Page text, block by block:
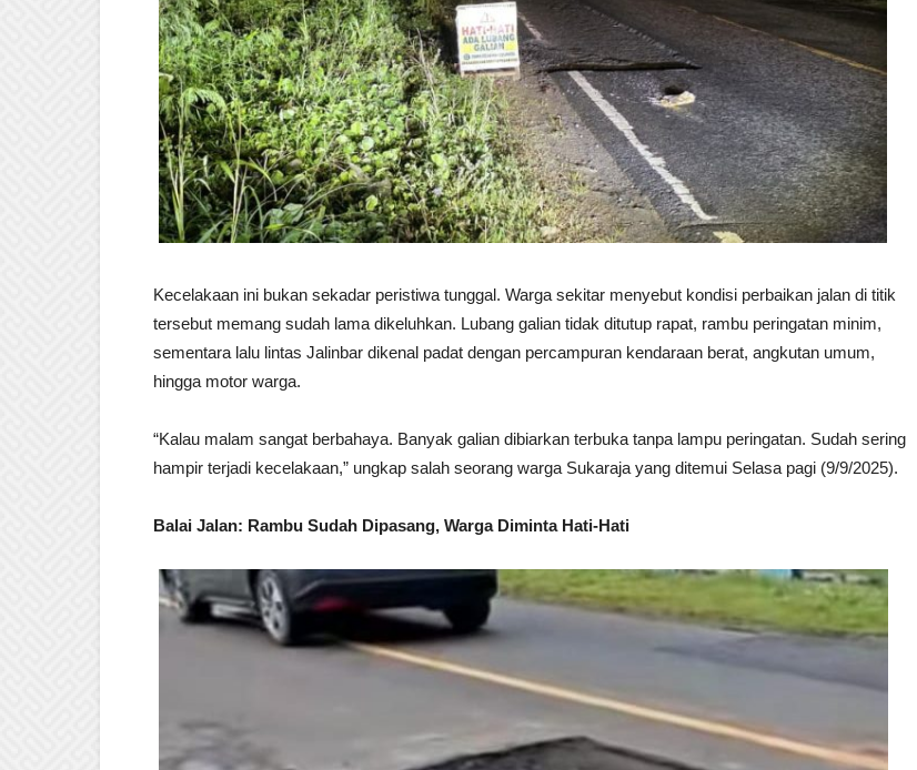
Kecelakaan ini bukan sekadar peristiwa tunggal. Warga sekitar menyebut kondisi perbaikan jalan di titik
tersebut memang sudah lama dikeluhkan. Lubang galian tidak ditutup rapat, rambu peringatan minim,
sementara lalu lintas Jalinbar dikenal padat dengan percampuran kendaraan berat, angkutan umum,
hingga motor warga.
“Kalau malam sangat berbahaya. Banyak galian dibiarkan terbuka tanpa lampu peringatan. Sudah sering
hampir terjadi kecelakaan,” ungkap salah seorang warga Sukaraja yang ditemui Selasa pagi (9/9/2025).
Balai Jalan: Rambu Sudah Dipasang, Warga Diminta Hati-Hati